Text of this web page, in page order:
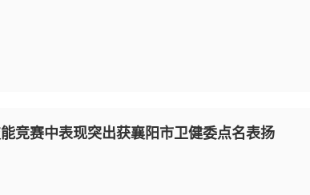
竞赛中表现突出获襄阳市卫健委点名表扬